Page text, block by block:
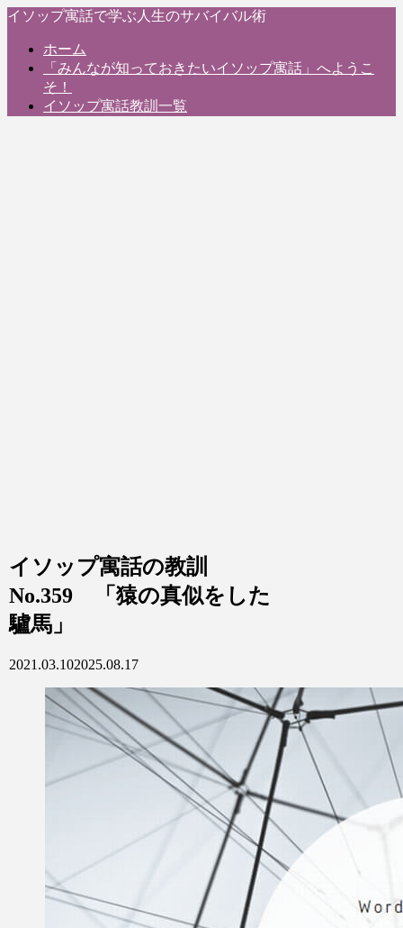
イソップ寓話で学ぶ人生のサバイバル術
ホーム
「みんなが知っておきたいイソップ寓話」へようこ
そ！
イソップ寓話教訓一覧
イソップ寓話の教訓
No.359 「猿の真似をした
驢馬」
2021.03.102025.08.17